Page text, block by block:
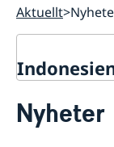
Aktuellt
Om oss
Nyheter